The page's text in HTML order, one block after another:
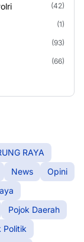
(42)
(1)
(93)
(66)
RAYA
News
Opini
Pojok Daerah
Politik